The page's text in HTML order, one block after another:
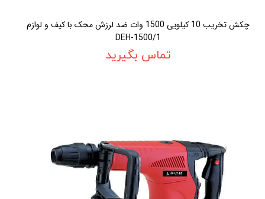
چکش تخريب 10 کيلويی 1500 وات ضد لرزش محک با کيف و لوازم
DEH-1500/1
تماس بگیرید